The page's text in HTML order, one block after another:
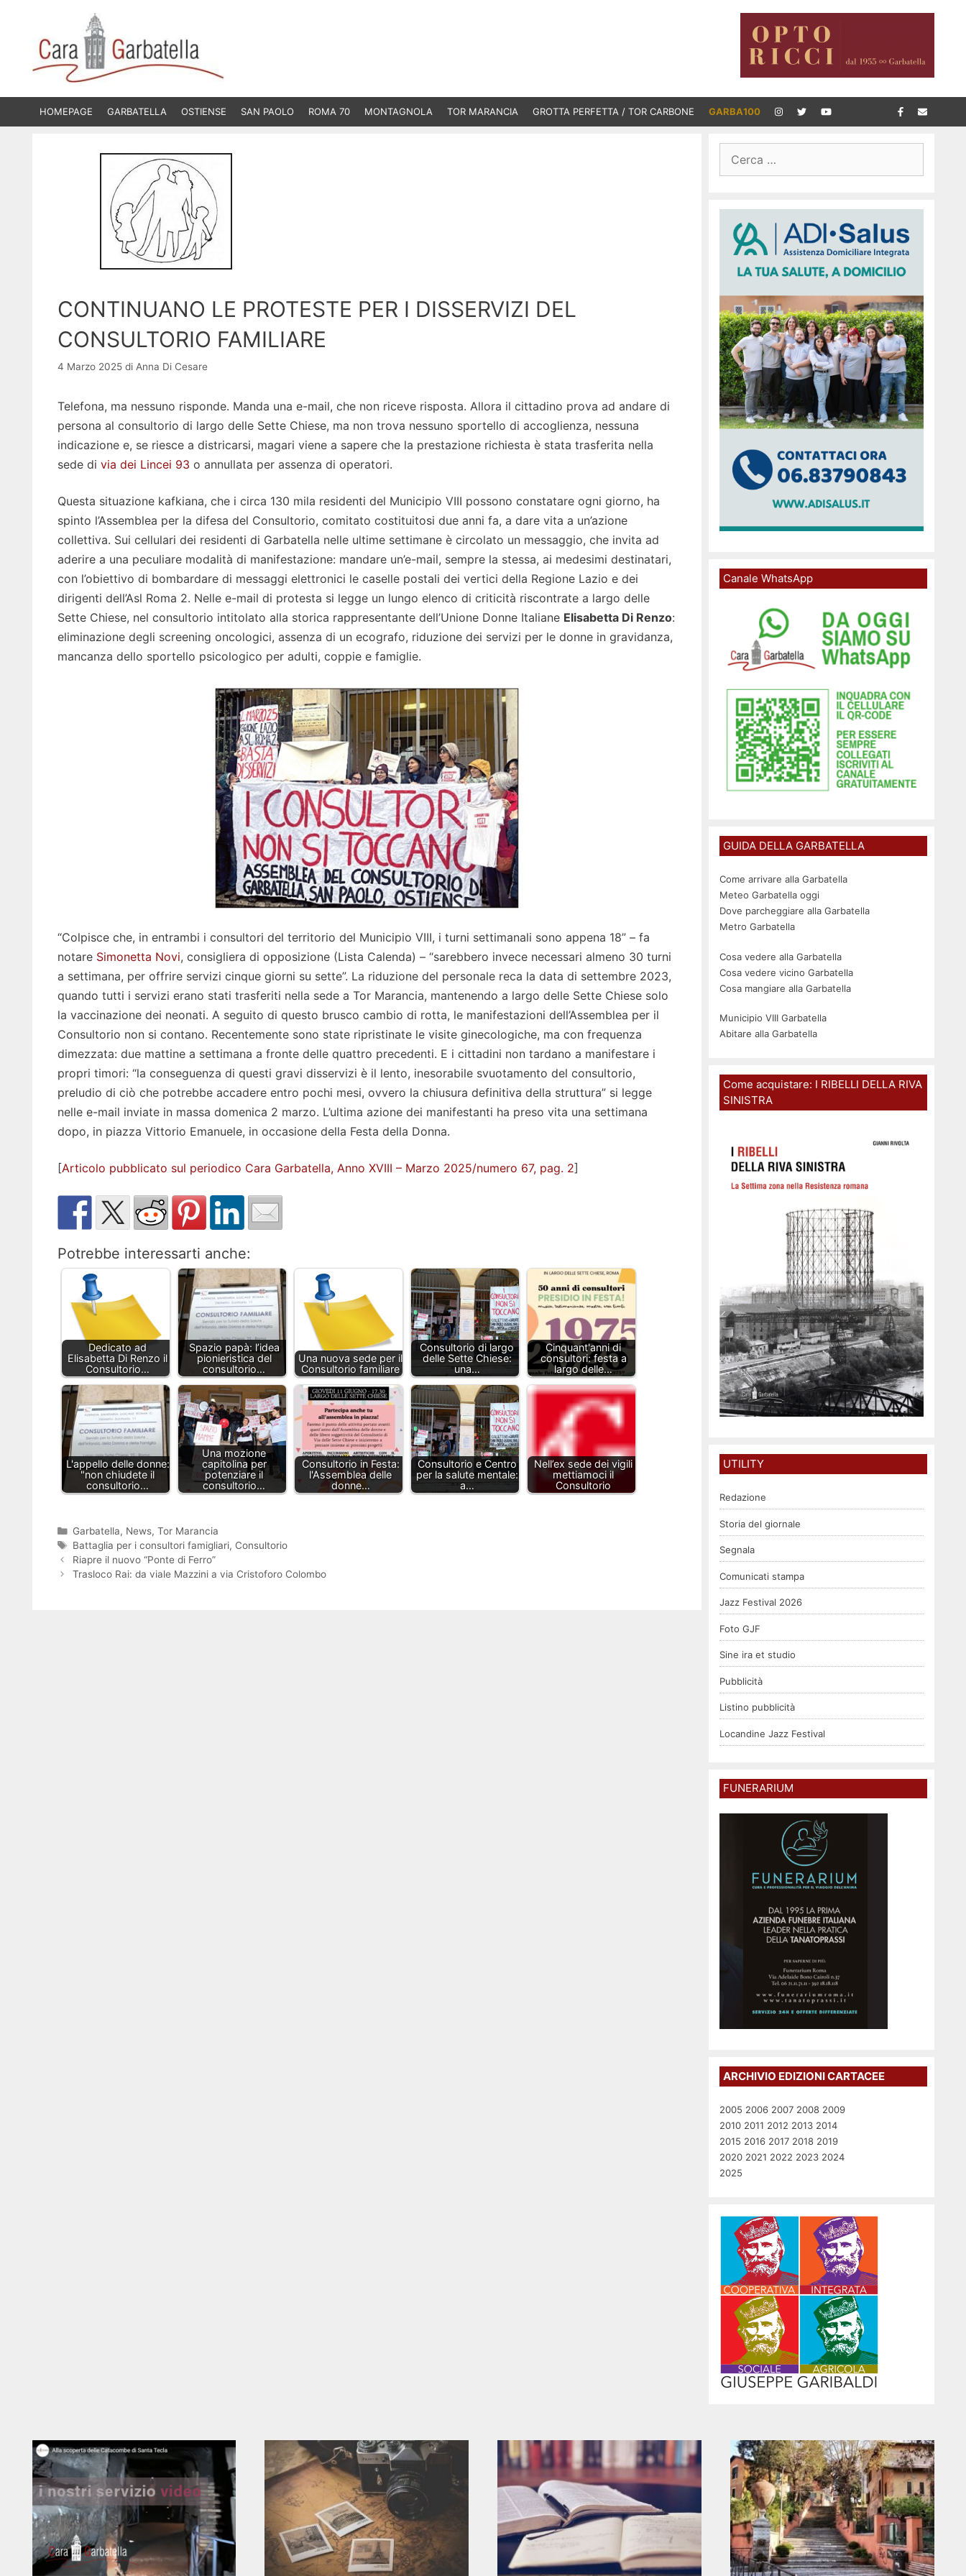
contenuto
HOMEPAGE GARBATELLA OSTIENSE SAN PAOLO ROMA 70 MONTAGNOLA TOR MARANCIA GROTTA PERFETTA / TOR CARBONE GARBA100
CONTINUANO LE PROTESTE PER I DISSERVIZI DEL
CONSULTORIO FAMILIARE
4 Marzo 2025 di Anna Di Cesare
Telefona, ma nessuno risponde. Manda una e-mail, che non riceve risposta. Allora il cittadino prova ad andare di
persona al consultorio di largo delle Sette Chiese, ma non trova nessuno sportello di accoglienza, nessuna
indicazione e, se riesce a districarsi, magari viene a sapere che la prestazione richiesta è stata trasferita nella
sede di via dei Lincei 93 o annullata per assenza di operatori.
Questa situazione kafkiana, che i circa 130 mila residenti del Municipio VIII possono constatare ogni giorno, ha
spinto l’Assemblea per la difesa del Consultorio, comitato costituitosi due anni fa, a dare vita a un’azione
collettiva. Sui cellulari dei residenti di Garbatella nelle ultime settimane è circolato un messaggio, che invita ad
aderire a una peculiare modalità di manifestazione: mandare un’e-mail, sempre la stessa, ai medesimi destinatari,
con l’obiettivo di bombardare di messaggi elettronici le caselle postali dei vertici della Regione Lazio e dei
dirigenti dell’Asl Roma 2. Nelle e-mail di protesta si legge un lungo elenco di criticità riscontrate a largo delle
Sette Chiese, nel consultorio intitolato alla storica rappresentante dell’Unione Donne Italiane Elisabetta Di Renzo:
eliminazione degli screening oncologici, assenza di un ecografo, riduzione dei servizi per le donne in gravidanza,
mancanza dello sportello psicologico per adulti, coppie e famiglie.
“Colpisce che, in entrambi i consultori del territorio del Municipio VIII, i turni settimanali sono appena 18” – fa
notare Simonetta Novi, consigliera di opposizione (Lista Calenda) – “sarebbero invece necessari almeno 30 turni
a settimana, per offrire servizi cinque giorni su sette”. La riduzione del personale reca la data di settembre 2023,
quando tutti i servizi erano stati trasferiti nella sede a Tor Marancia, mantenendo a largo delle Sette Chiese solo
la vaccinazione dei neonati. A seguito di questo brusco cambio di rotta, le manifestazioni dell’Assemblea per il
Consultorio non si contano. Recentemente sono state ripristinate le visite ginecologiche, ma con frequenza
dimezzata: due mattine a settimana a fronte delle quattro precedenti. E i cittadini non tardano a manifestare i
propri timori: “la conseguenza di questi gravi disservizi è il lento, inesorabile svuotamento del consultorio,
preludio di ciò che potrebbe accadere entro pochi mesi, ovvero la chiusura definitiva della struttura” si legge
nelle e-mail inviate in massa domenica 2 marzo. L’ultima azione dei manifestanti ha preso vita una settimana
dopo, in piazza Vittorio Emanuele, in occasione della Festa della Donna.
[Articolo pubblicato sul periodico Cara Garbatella, Anno XVIII – Marzo 2025/numero 67, pag. 2]
Potrebbe interessarti anche:
Dedicato ad
Elisabetta Di Renzo il
Consultorio…
Spazio papà: l’idea
pionieristica del
consultorio…
Una nuova sede per il
Consultorio familiare
Consultorio di largo
delle Sette Chiese:
una…
Cinquant'anni di
consultori: festa a
largo delle…
L'appello delle donne:
"non chiudete il
consultorio…
Una mozione
capitolina per
potenziare il
consultorio…
Consultorio in Festa:
l'Assemblea delle
donne…
Consultorio e Centro
per la salute mentale:
a…
Nell’ex sede dei vigili
mettiamoci il
Consultorio
Categorie
Garbatella, News, Tor Marancia
Tag
Battaglia per i consultori famigliari, Consultorio
Riapre il nuovo “Ponte di Ferro”
Trasloco Rai: da viale Mazzini a via Cristoforo Colombo
per:
Canale WhatsApp
GUIDA DELLA GARBATELLA
Come arrivare alla Garbatella
Meteo Garbatella oggi
Dove parcheggiare alla Garbatella
Metro Garbatella
Cosa vedere alla Garbatella
Cosa vedere vicino Garbatella
Cosa mangiare alla Garbatella
Municipio VIII Garbatella
Abitare alla Garbatella
Come acquistare: I RIBELLI DELLA RIVA
SINISTRA
UTILITY
Redazione
Storia del giornale
Segnala
Comunicati stampa
Jazz Festival 2026
Foto GJF
Sine ira et studio
Pubblicità
Listino pubblicità
Locandine Jazz Festival
FUNERARIUM
ARCHIVIO EDIZIONI CARTACEE
2005 2006 2007 2008 2009
2010 2011 2012 2013 2014
2015 2016 2017 2018 2019
2020 2021 2022 2023 2024
2025